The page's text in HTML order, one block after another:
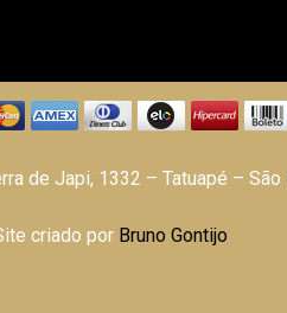
de Japi, 1332 – Tatuapé –
criado por Bruno Gontijo